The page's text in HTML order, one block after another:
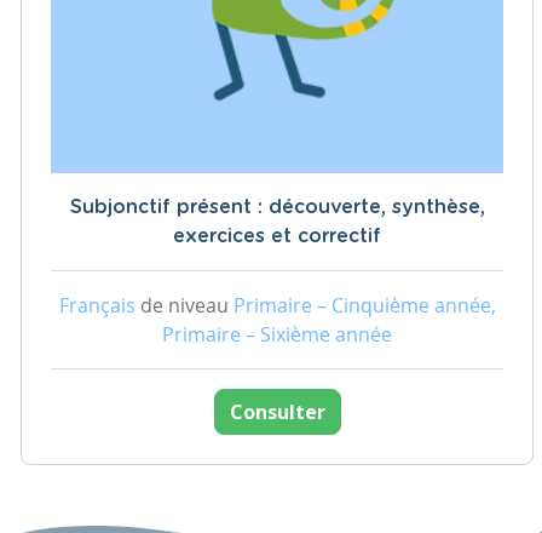
Subjonctif présent : découverte, synthèse,
exercices et correctif
Français de niveau Primaire – Cinquième année,
Primaire – Sixième année
Consulter